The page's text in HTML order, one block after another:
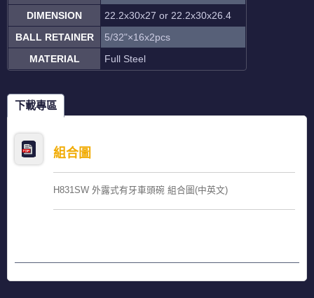
DIMENSION
22.2x30x27 or 22.2x30x26.4
BALL RETAINER
5/32"×16x2pcs
MATERIAL
Full Steel
下載專區
組合圖
H831SW 外露式有牙車頭碗 組合圖(中英文)